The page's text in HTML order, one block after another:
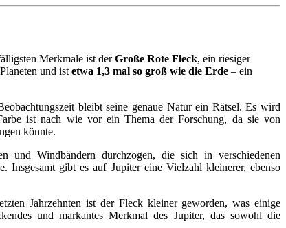
Merkmale ist derGroße Rote Fleck, ein riesiger
und ist etwa 1,3 mal so groß wie die Erde – ein
bleibt seine genaue Natur ein Rätsel. Es wird
ist nach wie vor ein Thema der Forschung, da sie von
könnte.
und Windbändern durchzogen, die sich in verschiedenen
Insgesamt gibt es auf Jupiter eine Vielzahl kleinerer, ebenso
Jahrzehnten ist der Fleck kleiner geworden, was einige
und markantes Merkmal des Jupiter, das sowohl die